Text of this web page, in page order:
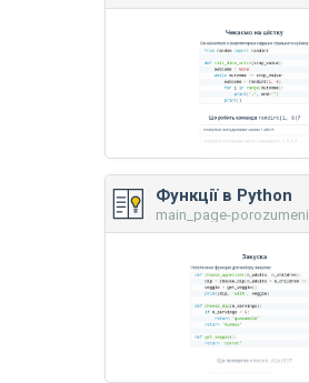
Функції в Python
main_page-porozumeni